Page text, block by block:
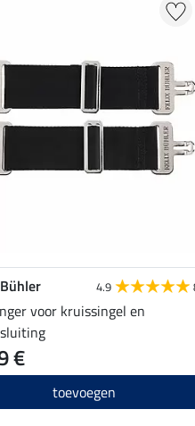
4.9
voor kruissingel en
€
toevoegen